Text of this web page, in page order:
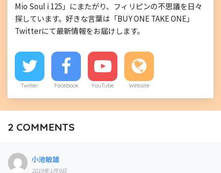
Mio Soul i 125」にまたがり、フィリピンの不思議を日々
探しています。好きな言葉は「BUY ONE TAKE ONE」
Twitterにて最新情報をお届けします。
Twitter Facebook YouTube Website
2 COMMENTS
小池敏雄
2019年1月9日